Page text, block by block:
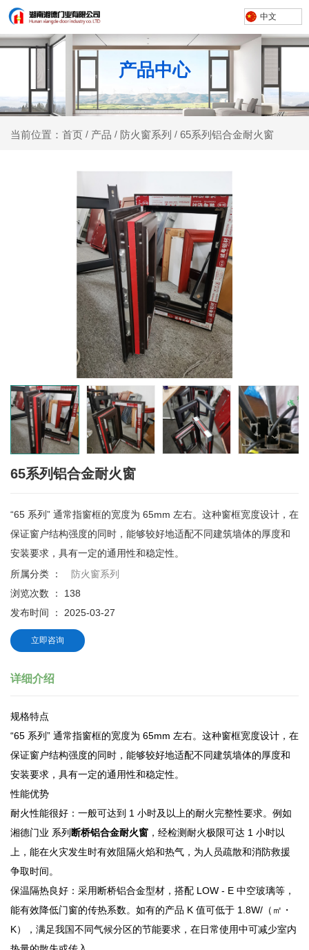
中文
产品中心
当前位置：首页 / 产品 / 防火窗系列 / 65系列铝合金耐火窗
65系列铝合金耐火窗
“65 系列” 通常指窗框的宽度为 65mm 左右。这种窗框宽度设计，在
保证窗户结构强度的同时，能够较好地适配不同建筑墙体的厚度和
安装要求，具有一定的通用性和稳定性。
所属分类 ：
防火窗系列
浏览次数 ： 138
发布时间 ： 2025-03-27
立即咨询
详细介绍
规格特点
“65 系列” 通常指窗框的宽度为 65mm 左右。这种窗框宽度设计，在
保证窗户结构强度的同时，能够较好地适配不同建筑墙体的厚度和
安装要求，具有一定的通用性和稳定性。
性能优势
耐火性能很好：一般可达到 1 小时及以上的耐火完整性要求。例如
湘德门业 系列 断桥铝合金耐火窗 ，经检测耐火极限可达 1 小时以
上，能在火灾发生时有效阻隔火焰和热气，为人员疏散和消防救援
争取时间。
保温隔热良好：采用断桥铝合金型材，搭配 LOW - E 中空玻璃等，
能有效降低门窗的传热系数。如有的产品 K 值可低于 1.8W/（㎡・
K），满足我国不同气候分区的节能要求，在日常使用中可减少室内